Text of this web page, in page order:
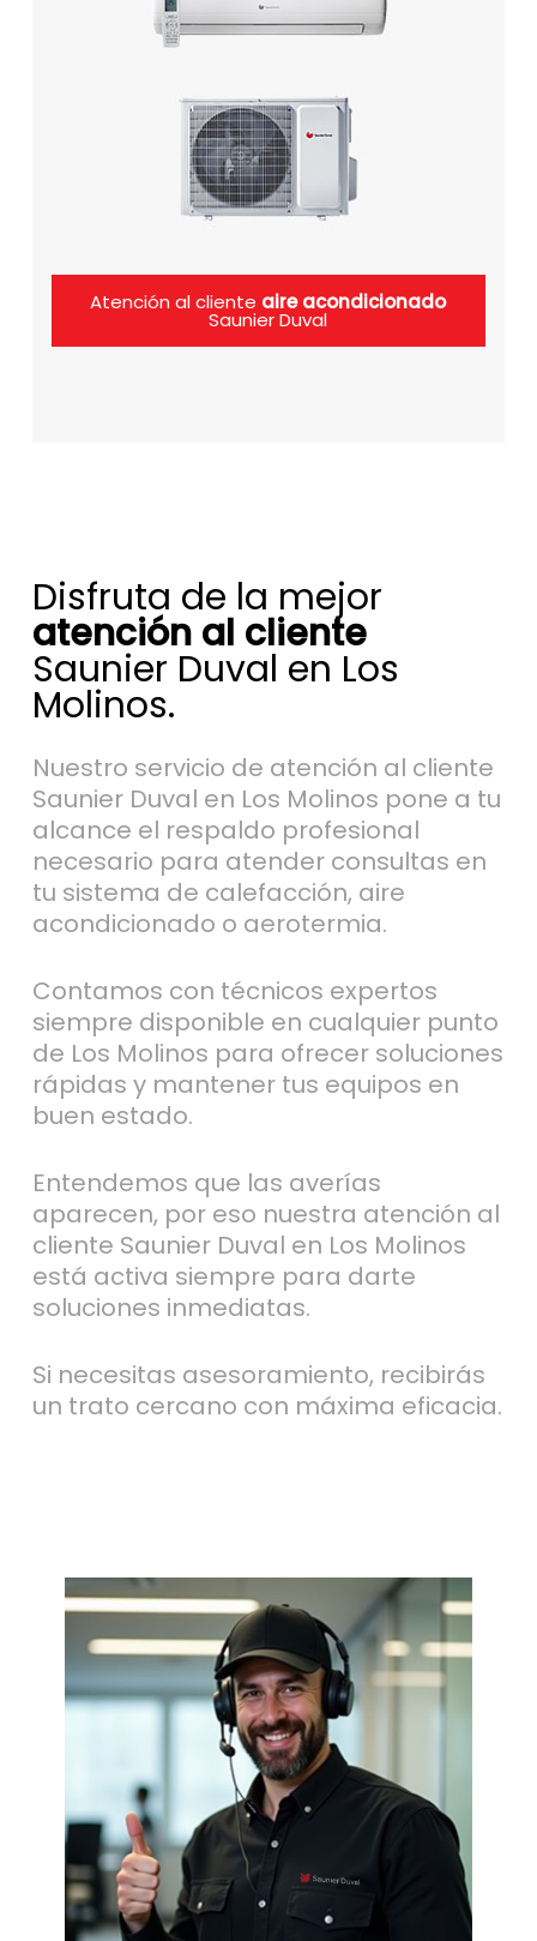
Atención al cliente aire acondicionado
Saunier Duval
Disfruta de la mejor
atención al cliente
Saunier Duval en Los
Molinos.
Nuestro servicio de atención al cliente
Saunier Duval en Los Molinos pone a tu
alcance el respaldo profesional
necesario para atender consultas en
tu sistema de calefacción, aire
acondicionado o aerotermia.
Contamos con técnicos expertos
siempre disponible en cualquier punto
de Los Molinos para ofrecer soluciones
rápidas y mantener tus equipos en
buen estado.
Entendemos que las averías
aparecen, por eso nuestra atención al
cliente Saunier Duval en Los Molinos
está activa siempre para darte
soluciones inmediatas.
Si necesitas asesoramiento, recibirás
un trato cercano con máxima eficacia.